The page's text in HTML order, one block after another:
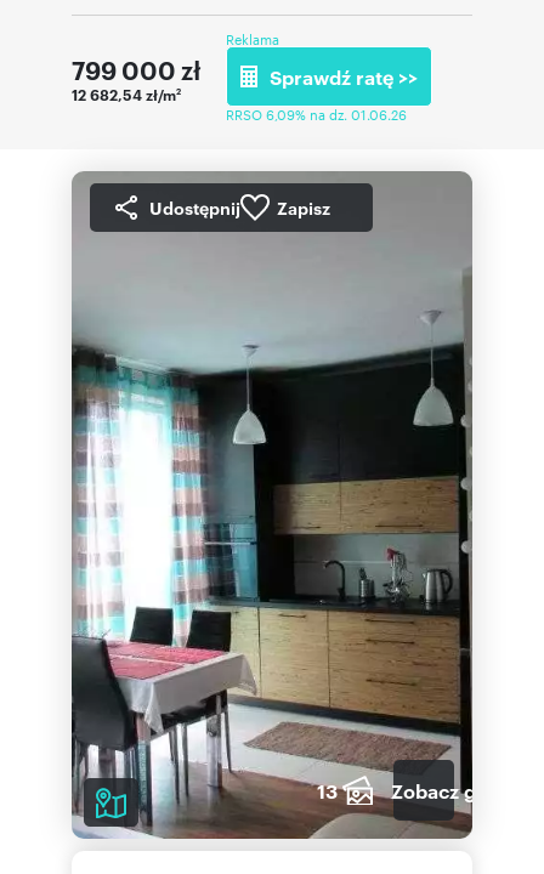
799 000 zł
12 682,54 zł/m2
Reklama
Sprawdź ratę >>
RRSO 6,09% na dz. 01.06.26
Udostępnij Zapisz
13 Zobacz galerię